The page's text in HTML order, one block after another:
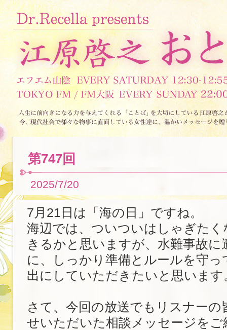
第747回
2025/7/20
7月21日は「海の日」ですね。
海辺では、ついついはしゃぎたく
きるかと思いますが、水難事故に
に、しっかり準備とルールを守っ
出にしていただきたいと思います
さて、今回の放送でもリスナーの
せいただいた相談メッセージをご